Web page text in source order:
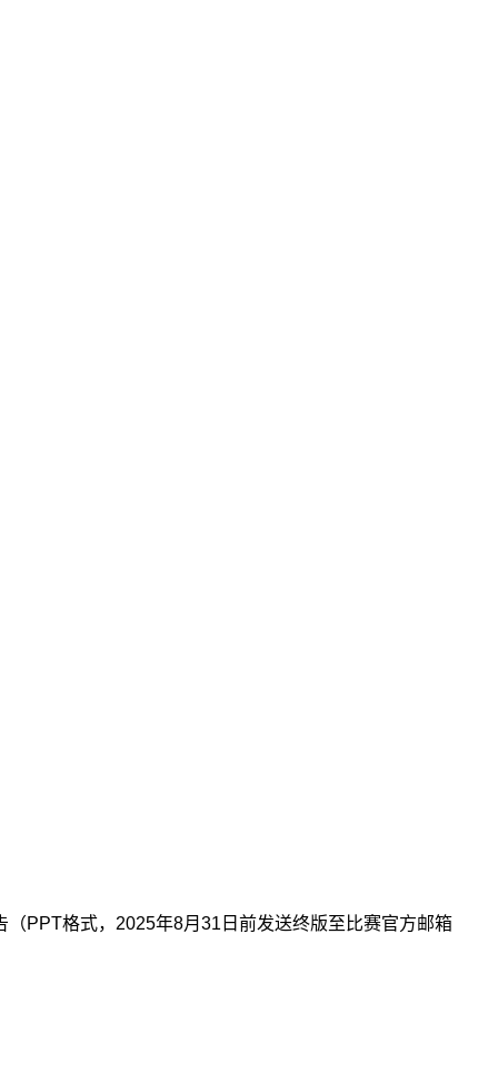
PPT格式，2025年8月31日前发送终版至比赛官方邮箱